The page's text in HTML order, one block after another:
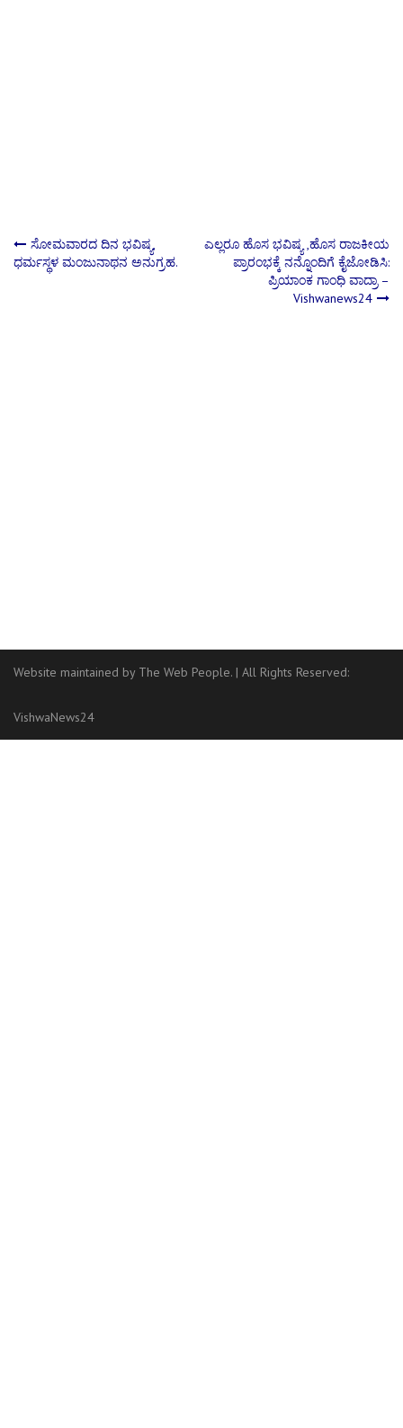
Post
ಸೋಮವಾರದ ದಿನ ಭವಿ‍ಷ್ಯ,
ಧರ್ಮಸ್ಥಳ ಮಂಜುನಾಥನ ಅನುಗ್ರಹ.
ಎಲ್ಲರೂ ಹೊಸ ಭವಿಷ್ಯ ,ಹೊಸ ರಾಜಕೀಯ
ಪ್ರಾರಂಭಕ್ಕೆ ನನ್ನೊಂದಿಗೆ ಕೈಜೋಡಿಸಿ:
ಪ್ರಿಯಾಂಕ ಗಾಂಧಿ ವಾದ್ರಾ –
Vishwanews24
Website maintained by The Web People. | All Rights Reserved:
VishwaNews24